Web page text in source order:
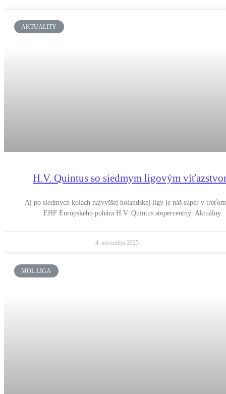
AKTUALITY
H.V. Quintus so siedmym ligovým
Aj po siedmych kolách najvyššej holandskej ligy je náš súper v
EHF Európskeho pohára H.V. Quintus stopercentný. Aktuálny
4. novembra 2025
MOL LIGA